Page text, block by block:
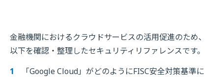
金融機関におけるクラウドサービスの活用促進のため、
以下を確認・整理したセキュリティリファレンスです。
「Google Cloud」がどのようにFISC安全対策基準に